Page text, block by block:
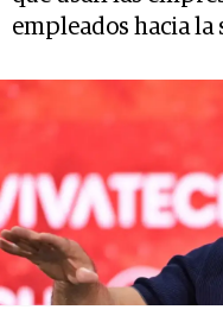
empleados hacia la